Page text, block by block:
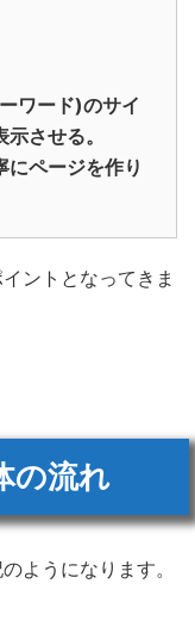
ワード)のサイ
させる。
にページを作り
ントとなってきま
の流れ
ようになります。